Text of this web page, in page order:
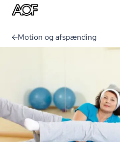
Motion og afspænding